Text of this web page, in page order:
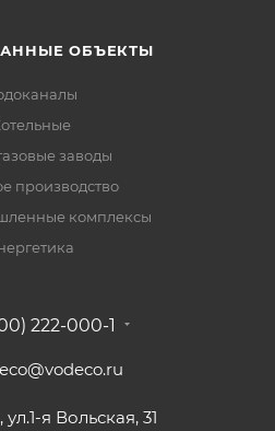
ОБЪЕКТЫ
заводы
производство
комплексы
222-000-1
я Вольская, 31